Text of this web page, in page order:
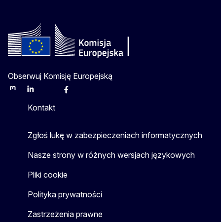
Obserwuj Komisję Europejską
MastodonLinkedInBlueskyFacebook
Kontakt
Zgłoś lukę w zabezpieczeniach informatycznych
Nasze strony w różnych wersjach językowych
Pliki cookie
Polityka prywatności
Zastrzeżenia prawne